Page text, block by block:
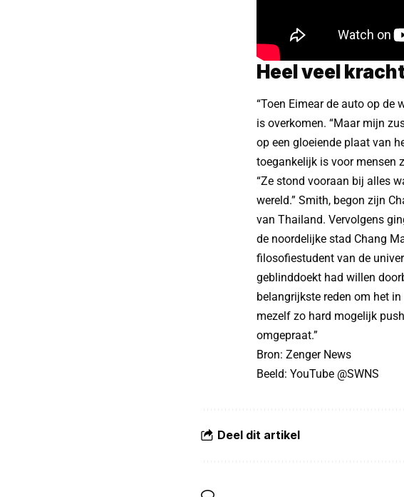
Heel veel
“Toen Eimear de auto op
is overkomen. “Maar mijn
op een gloeiende plaat van
toegankelijk is voor mensen
“Ze stond vooraan bij alles
wereld.” Smith, begon zijn
van Thailand. Vervolgens
de noordelijke stad Chang
filosofiestudent van de
geblinddoekt had willen
belangrijkste reden om het
mezelf zo hard mogelijk
omgepraat.”
Bron: Zenger News
Beeld: YouTube @SWNS
Deel dit artikel